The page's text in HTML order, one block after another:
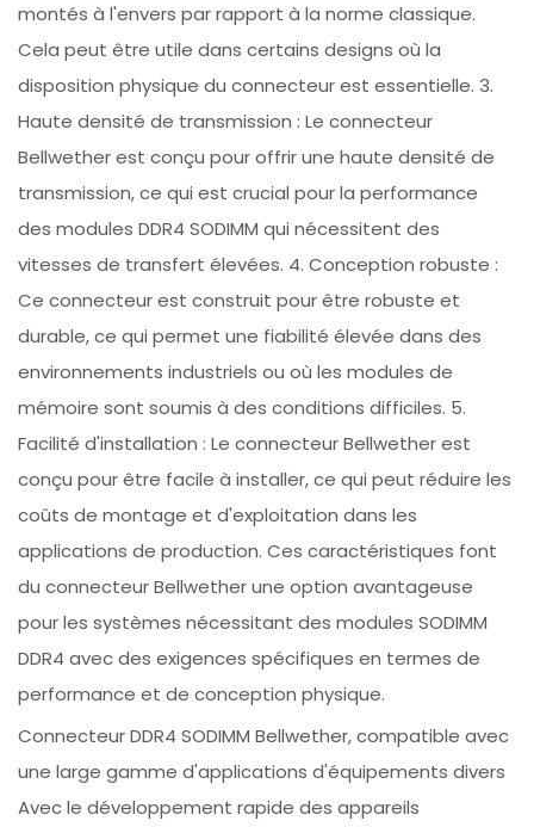
montés à l'envers par rapport à la norme classique.
Cela peut être utile dans certains designs où la
disposition physique du connecteur est essentielle. 3.
Haute densité de transmission : Le connecteur
Bellwether est conçu pour offrir une haute densité de
transmission, ce qui est crucial pour la performance
des modules DDR4 SODIMM qui nécessitent des
vitesses de transfert élevées. 4. Conception robuste :
Ce connecteur est construit pour être robuste et
durable, ce qui permet une fiabilité élevée dans des
environnements industriels ou où les modules de
mémoire sont soumis à des conditions difficiles. 5.
Facilité d'installation : Le connecteur Bellwether est
conçu pour être facile à installer, ce qui peut réduire les
coûts de montage et d'exploitation dans les
applications de production. Ces caractéristiques font
du connecteur Bellwether une option avantageuse
pour les systèmes nécessitant des modules SODIMM
DDR4 avec des exigences spécifiques en termes de
performance et de conception physique.
Connecteur DDR4 SODIMM Bellwether, compatible avec
une large gamme d'applications d'équipements divers
Avec le développement rapide des appareils